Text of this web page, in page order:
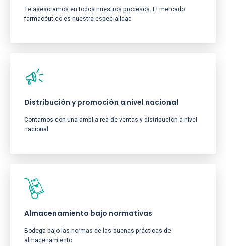
Te asesoramos en todos nuestros procesos. El mercado
farmacéutico es nuestra especialidad
Distribución y promoción a nivel nacional
Contamos con una amplia red de ventas y distribución a nivel
nacional
Almacenamiento bajo normativas
Bodega bajo las normas de las buenas prácticas de
almacenamiento